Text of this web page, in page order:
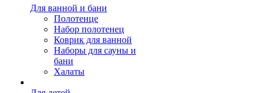
Для ванной и бани
Полотенце
Набор полотенец
Коврик для ванной
Наборы для сауны и
бани
Халаты